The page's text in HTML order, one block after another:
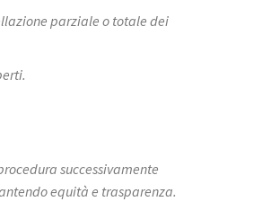
parziale o totale dei
successivamente
equità e trasparenza.